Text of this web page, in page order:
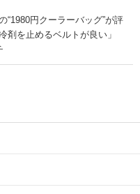
円クーラーバッグ”が評
を止めるベルトが良い」